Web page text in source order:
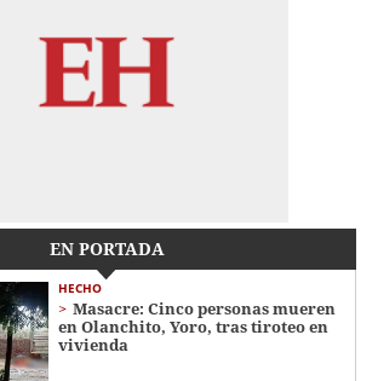
EN PORTADA
HECHO
Masacre: Cinco personas mueren
en Olanchito, Yoro, tras tiroteo en
vivienda